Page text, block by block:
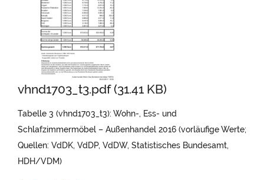
vhnd1703_t3.pdf (31.41 KB)
Tabelle 3 (vhnd1703_t3): Wohn-, Ess- und
Schlafzimmermöbel – Außenhandel 2016 (vorläufige Werte;
Quellen: VdDK, VdDP, VdDW, Statistisches Bundesamt,
HDH/VDM)